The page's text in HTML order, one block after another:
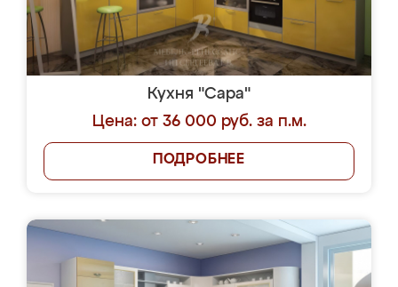
Кухня "Сара"
Цена: от 36 000 руб. за п.м.
ПОДРОБНЕЕ